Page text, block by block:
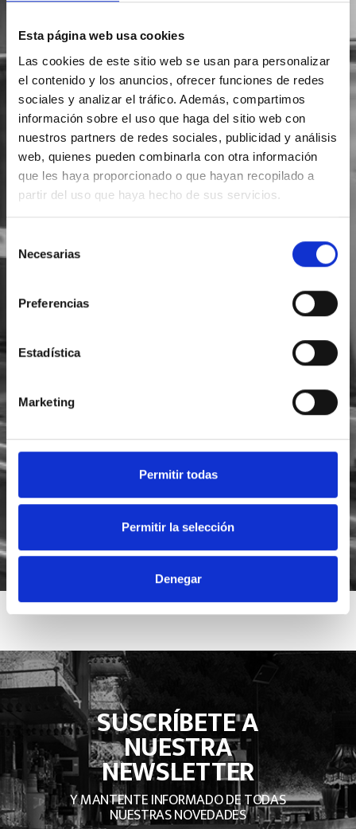
Esta página web usa cookies
Las cookies de este sitio web se usan para personalizar
el contenido y los anuncios, ofrecer funciones de redes
sociales y analizar el tráfico. Además, compartimos
información sobre el uso que haga del sitio web con
nuestros partners de redes sociales, publicidad y análisis
web, quienes pueden combinarla con otra información
que les haya proporcionado o que hayan recopilado a
partir del uso que haya hecho de sus servicios.
de Necesarias
Preferencias
Estadística
Marketing
Permitir todas
Permitir la selección
Denegar
He leído y acepto la
Acepto recibir novedades deFoodsat
SUSCRÍBETE A
NUESTRA
NEWSLETTER
Y MANTENTE INFORMADO DE TODAS
NUESTRAS NOVEDADES